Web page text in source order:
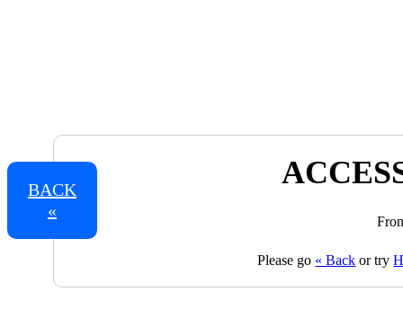
BACK
«
Please go « Back or try